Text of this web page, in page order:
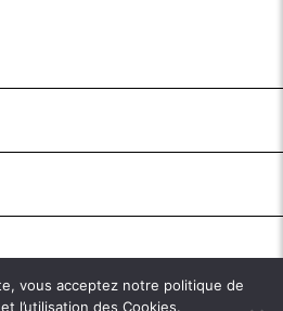
vous acceptez notre politique de
l’utilisation des Cookies.